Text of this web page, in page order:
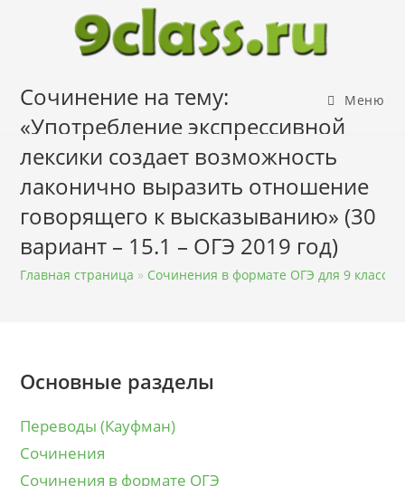
содержимому
Меню
Сочинение на тему:
«Употребление экспрессивной
лексики создает возможность
лаконично выразить отношение
говорящего к высказыванию» (30
вариант – 15.1 – ОГЭ 2019 год)
Главная страница » Сочинения в формате ОГЭ для 9 класса
Основные разделы
Переводы (Кауфман)
Сочинения
Сочинения в формате ОГЭ